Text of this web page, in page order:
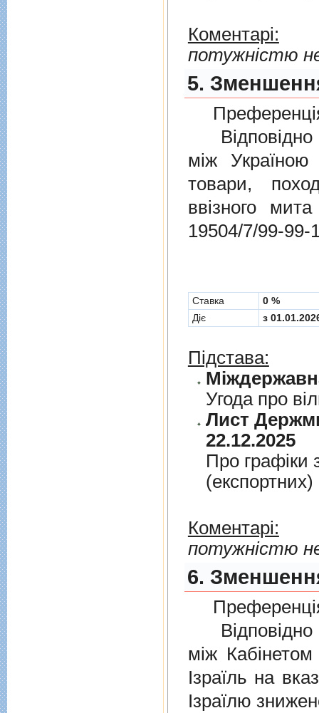
Коментарі:
потужністю
5.
Відповідно
мiж Україною
товари,
ввізного
19504/7/99-99-
Cтавка
0 %
Діє
з
Підстава:
Угода про
Лист
22.12.2025
Про графiки
Коментарі:
потужністю
6.
Відповідно
мiж Кабінетом
Ізраїль на
Ізраїлю